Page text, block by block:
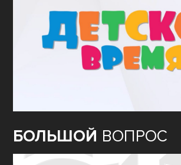
БОЛЬШОЙ ВОПРОС